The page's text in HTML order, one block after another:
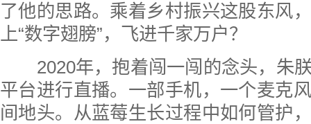
了他的思路。乘着乡村振兴这股东风
上“数字翅膀”，飞进千家万户？
2020年，抱着闯一闯的念头，朱
平台进行直播。一部手机，一个麦克
间地头。从蓝莓生长过程中如何管护